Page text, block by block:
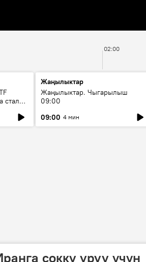
02:00
стала
Жаңылыктар
Жаңылыктар. Чыгарылыш
09:00
09:00 4 мин
сокку уруу үчүн